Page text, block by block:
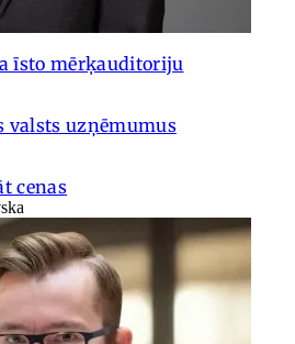
īsto mērķauditoriju
valsts uzņēmumus
cenas